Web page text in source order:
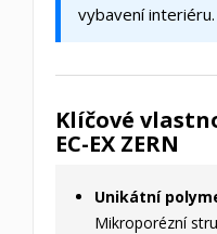
vybavení interiéru.
Klíčové
EC-EX ZERN
Unikátní
Mikroporézní